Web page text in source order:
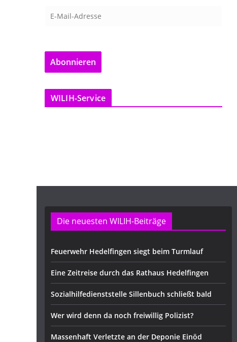
a
l
-
Abonnieren
WILIH-Service
Die neuesten WILIH-Beiträge
Feuerwehr Hedelfingen siegt beim Turmlauf
Eine Zeitreise durch das Rathaus Hedelfingen
Sozialhilfedienststelle Sillenbuch schließt bald
Wer wird denn da noch freiwillig Polizist?
Massenhaft Verletzte an der Deponie Einöd